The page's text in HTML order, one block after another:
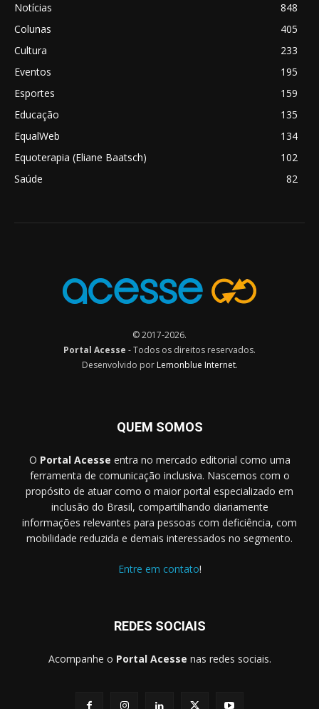
Notícias
848
Colunas
405
Cultura
233
Eventos
195
Esportes
159
Educação
135
EqualWeb
134
Equoterapia (Eliane Baatsch)
102
Saúde
82
© 2017-2026.
Portal Acesse - Todos os direitos reservados.
Desenvolvido por Lemonblue Internet.
QUEM SOMOS
O Portal Acesse entra no mercado editorial como uma
ferramenta de comunicação inclusiva. Nascemos com o
propósito de atuar como o maior portal especializado em
inclusão do Brasil, compartilhando diariamente
informações relevantes para pessoas com deficiência, com
mobilidade reduzida e demais interessados no segmento.
Entre em contato!
REDES SOCIAIS
Acompanhe o Portal Acesse nas redes sociais.